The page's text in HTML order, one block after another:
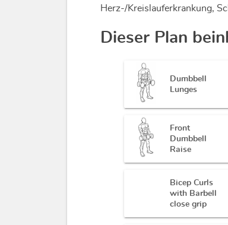
Herz-/Kreislauferkrankung,
Dieser Plan
Dumbbell
Lunges
Front
Dumbbell
Raise
Bicep Curls
with Barbell
close grip